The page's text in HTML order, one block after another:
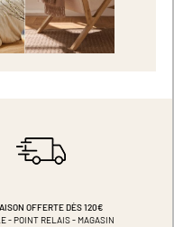
OFFERTE DÈS 120€
- POINT RELAIS - MAGASIN